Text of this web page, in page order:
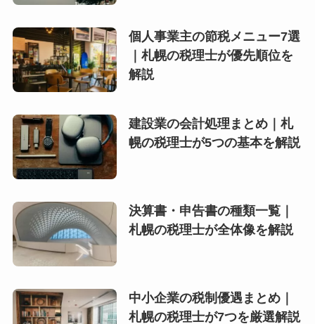
個人事業主の節税メニュー7選
｜札幌の税理士が優先順位を
解説
建設業の会計処理まとめ｜札
幌の税理士が5つの基本を解説
決算書・申告書の種類一覧｜
札幌の税理士が全体像を解説
中小企業の税制優遇まとめ｜
札幌の税理士が7つを厳選解説